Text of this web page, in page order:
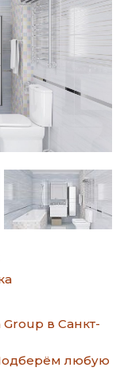
в Санкт-
любую